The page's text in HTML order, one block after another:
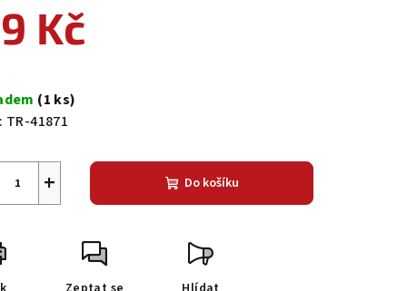
Kč
(1 ks)
TR-41871
+ Do košíku